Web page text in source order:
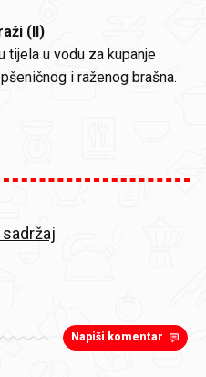
(II)
tijela u vodu za kupanje
i raženog brašna.
Napiši komentar